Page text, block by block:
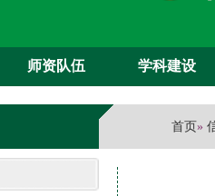
师资队伍 学科建设
首页»